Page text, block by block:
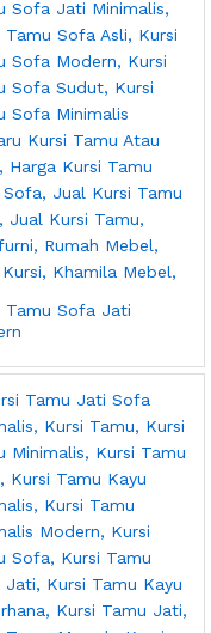
Tamu Sofa Jati